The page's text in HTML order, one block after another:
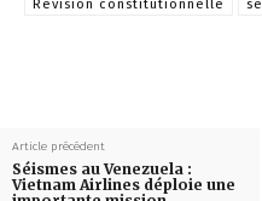
Révision constitutionnelle
Article précédent
Séismes au Venezuela :
Vietnam Airlines déploie une